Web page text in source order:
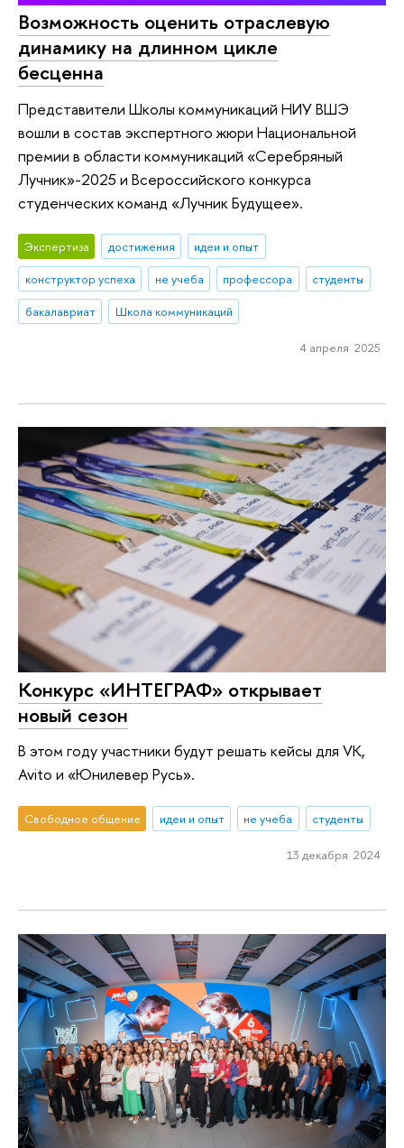
Возможность оценить отраслевую
динамику на длинном цикле
бесценна
Представители Школы коммуникаций НИУ ВШЭ
вошли в состав экспертного жюри Национальной
премии в области коммуникаций «Серебряный
Лучник»-2025 и Всероссийского конкурса
студенческих команд «Лучник Будущее».
Экспертиза достижения
идеи и опыт
конструктор успеха
не учеба профессора
студенты
бакалавриат
Школа коммуникаций
4 апреля 2025
Конкурс «ИНТЕГРАФ» открывает
новый сезон
В этом году участники будут решать кейсы для VK,
Avito и «Юнилевер Русь».
Свободное общение идеи и опыт не учеба студенты
13 декабря 2024